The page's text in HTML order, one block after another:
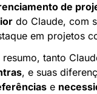
de
do Claude, com
em projetos
resumo, tanto
e